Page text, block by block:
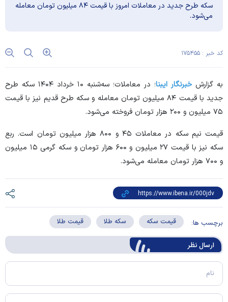
سکه طرح جدید در معاملات امروز با قیمت ۸۴ میلیون تومان معامله
می‌شود.
کد خبر : ۱۷۵۴۵۵
به گزارش خبرنگار ایبنا
؛ در معاملات؛ سه‌شنبه ۱۰ خرداد ۱۴۰۴ سکه طرح
جدید با قیمت ۸۴ میلیون تومان معامله و سکه طرح قدیم نیز با قیمت
۷۵ میلیون و ۲۰۰ هزار تومان فروخته می‌شود.
قیمت نیم سکه در معاملات ۴۵ و ۸۰۰ هزار میلیون تومان است. ربع
سکه نیز با قیمت ۲۷ میلیون و ۶۰۰ هزار تومان و سکه گرمی ۱۵ میلیون
و ۷۰۰ هزار تومان معامله می‌شود.
برچسب ها: قیمت سکه سکه طلا قیمت طلا
ارسال‌ نظر